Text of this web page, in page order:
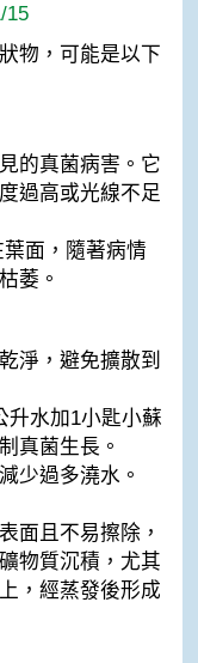
15
物，可能是以下
的真菌病害。它
過高或光線不足
面，隨著病情
萎。
淨，避免擴散到
升水加1小匙小蘇
真菌生長。
少過多澆水。
面且不易擦除，
物質沉積，尤其
，經蒸發後形成